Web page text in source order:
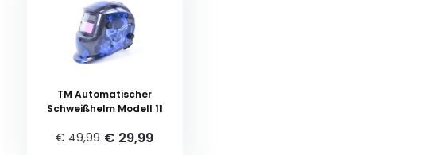
TM Automatischer
Schweißhelm Modell 11
€ 49,99 € 29,99